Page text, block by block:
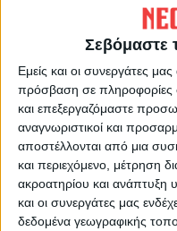
Σεβόμαστε
Εμείς και οι συνεργάτες
πρόσβαση σε
και επεξεργαζόμαστε
αναγνωριστικοί και
αποστέλλονται από μια
και περιεχόμενο, μέτρηση
ακροατηρίου και ανάπτυξη
και οι συνεργάτες μας
δεδομένα γεωγραφικής
μείωση των
καιρικά
φαινόμενα. Και
ήταν εξαιρετικά
τα ελληνικά και
έχουν
Περιφερειάρχη κ.
έρευνα για
κατολισθητικών